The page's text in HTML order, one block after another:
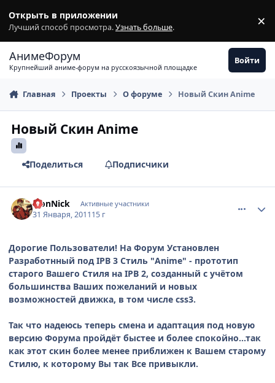
Открыть в приложении
Лучший способ просмотра.Узнать больше. ×
АнимеФорум
Крупнейший аниме-форум на русскоязычной площадке
Войти
Главная Проекты О форуме Новый Скин Anime
Новый Скин Anime
Поделиться Подписчики
LionNick Активные участники
31 Января, 201115 г
Дорогие Пользователи! На Форум Установлен
Разработнный под IPB 3 Стиль "Anime" - прототип
старого Вашего Стиля на IPB 2, созданный с учётом
большинства Ваших пожеланий и новых
возможностей движка, в том числе css3.
Так что надеюсь теперь смена и адаптация под новую
версию Форума пройдёт быстее и более спокойно...так
как этот скин более менее приближен к Вашем старому
Стилю, к которому Вы так Все привыкли.